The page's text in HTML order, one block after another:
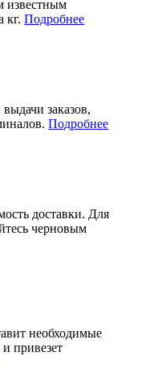
известным
кг.Подробнее
заказов,
Подробнее
доставки. Для
черновым
необходимые
привезет